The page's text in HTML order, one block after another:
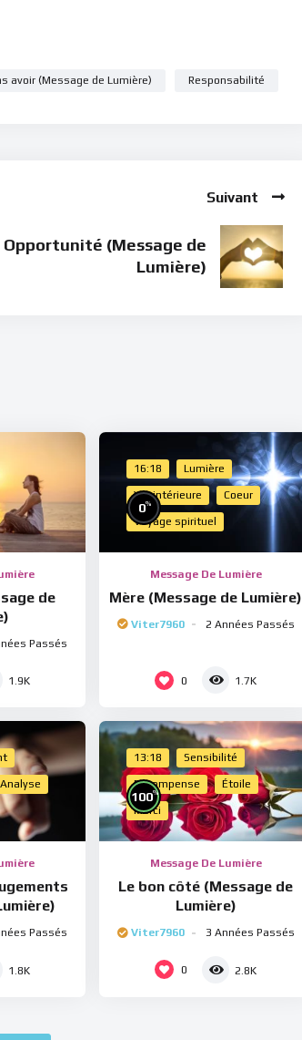
avoir (Message de Lumière) Responsabilité
Suivant
Opportunité (Message de
Lumière)
de
Passés
1.9K
16:18 Lumière
Vie intérieure Coeur
Voyage spirituel
0%
Message De Lumière
Mère (Message de Lumière)
Viter7960 2 Années Passés
0 1.7K
Analyse
Passés
1.8K
13:18 Sensibilité
Récompense Étoile
Merci
100%
Message De Lumière
Le bon côté (Message de
Lumière)
Viter7960 3 Années Passés
0 2.8K